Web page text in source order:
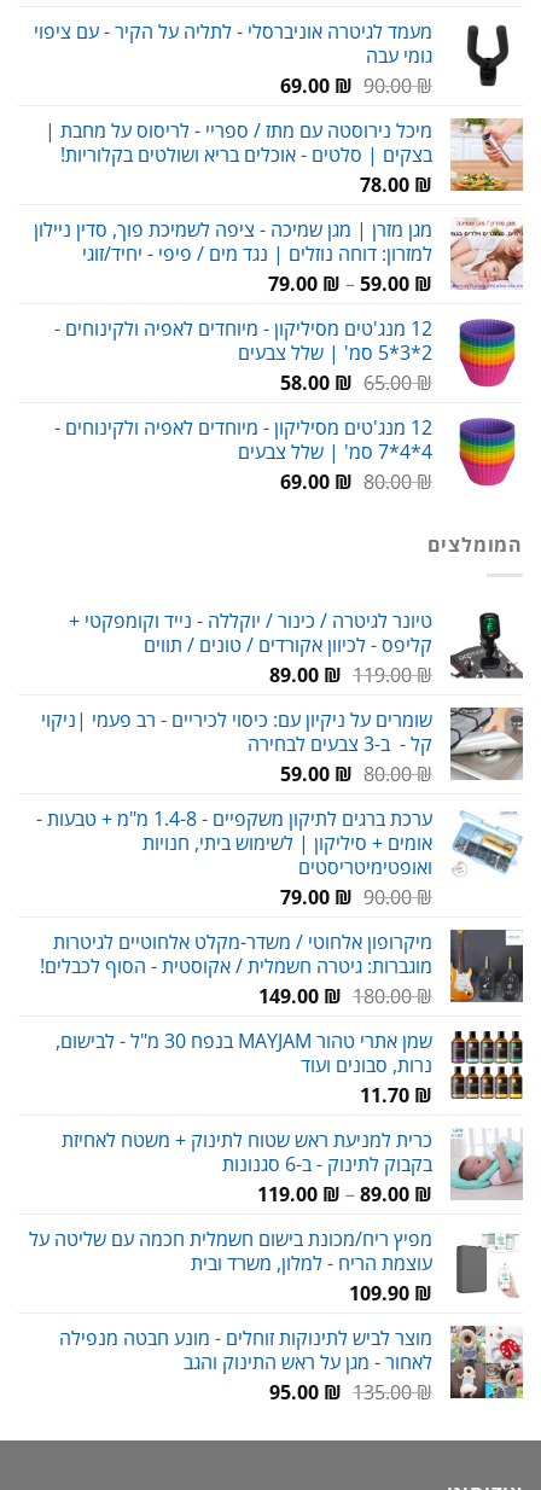
היה:
הוא:
מעמד לגיטרה אוניברסלי - לתליה על הקיר - עם ציפוי
גומי עבה
90.00₪
המחיר
היה:
90.00 ₪.
69.00 ₪
המחיר
הוא:
69.00 ₪.
מיכל נירוסטה עם מתז / ספריי - לריסוס על מחבת |
בצקים | סלטים - אוכלים בריא ושולטים בקלוריות!
78.00 ₪
מגן מזרן | מגן שמיכה - ציפה לשמיכת פוך, סדין ניילון
למזרון: דוחה נוזלים | נגד מים / פיפי - יחיד/זוגי
59.00 ₪
–
79.00 ₪
טווח
עד
12 מנג'טים מסיליקון - מיוחדים לאפיה ולקינוחים -
2*3*5 סמ' | שלל צבעים
65.00₪
המחיר
היה:
65.00 ₪.
58.00 ₪
המחיר
הוא:
58.00 ₪.
12 מנג'טים מסיליקון - מיוחדים לאפיה ולקינוחים -
4*4*7 סמ' | שלל צבעים
80.00₪
המחיר69.00 ₪
המחיר
המומלצים
טיונר לגיטרה / כינור / יוקללה - נייד וקומפקטי +
קליפס - לכיוון אקורדים / טונים / תווים
119.00₪
המחיר
היה:
119.00 ₪.
89.00 ₪
המחיר
הוא:
89.00 ₪.
שומרים על ניקיון עם: כיסוי לכיריים - רב פעמי |ניקוי
קל - ב-3 צבעים לבחירה
80.00₪
המחיר
היה:
80.00 ₪.
59.00 ₪
המחיר
הוא:
59.00 ₪.
ערכת ברגים לתיקון משקפיים - 1.4-8 מ"מ + טבעות -
אומים + סיליקון | לשימוש ביתי, חנויות
ואופטימיטריסטים
90.00₪
המחיר
היה:
90.00 ₪.
79.00 ₪
המחיר
הוא:
79.00 ₪.
מיקרופון אלחוטי / משדר-מקלט אלחוטיים לגיטרות
מוגברות: גיטרה חשמלית / אקוסטית - הסוף לכבלים!
180.00₪
המחיר
היה:
180.00 ₪.
149.00 ₪
המחיר
הוא:
שמן אתרי טהור MAYJAM בנפח 30 מ"ל - לבישום,
נרות, סבונים ועוד
11.70 ₪
כרית למניעת ראש שטוח לתינוק + משטח לאחיזת
בקבוק לתינוק - ב-6 סגנונות
89.00 ₪
–
119.00 ₪
עד
מפיץ ריח/מכונת בישום חשמלית חכמה עם שליטה על
עוצמת הריח - למלון, משרד ובית
109.90 ₪
מוצר לביש לתינוקות זוחלים - מונע חבטה מנפילה
לאחור - מגן על ראש התינוק והגב
135.00₪
המחיר
היה:
95.00 ₪
המחיר
הוא: